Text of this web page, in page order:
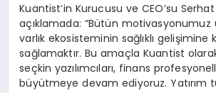
Kuantist’in Kurucusu ve CEO’su Serhat
açıklamada: “Bütün
varlık ekosisteminin sağlıklı gelişimine
sağlamaktır. Bu amaçla Kuantist
seçkin yazılımcıları, finans
büyütmeye devam ediyoruz. Yatırım